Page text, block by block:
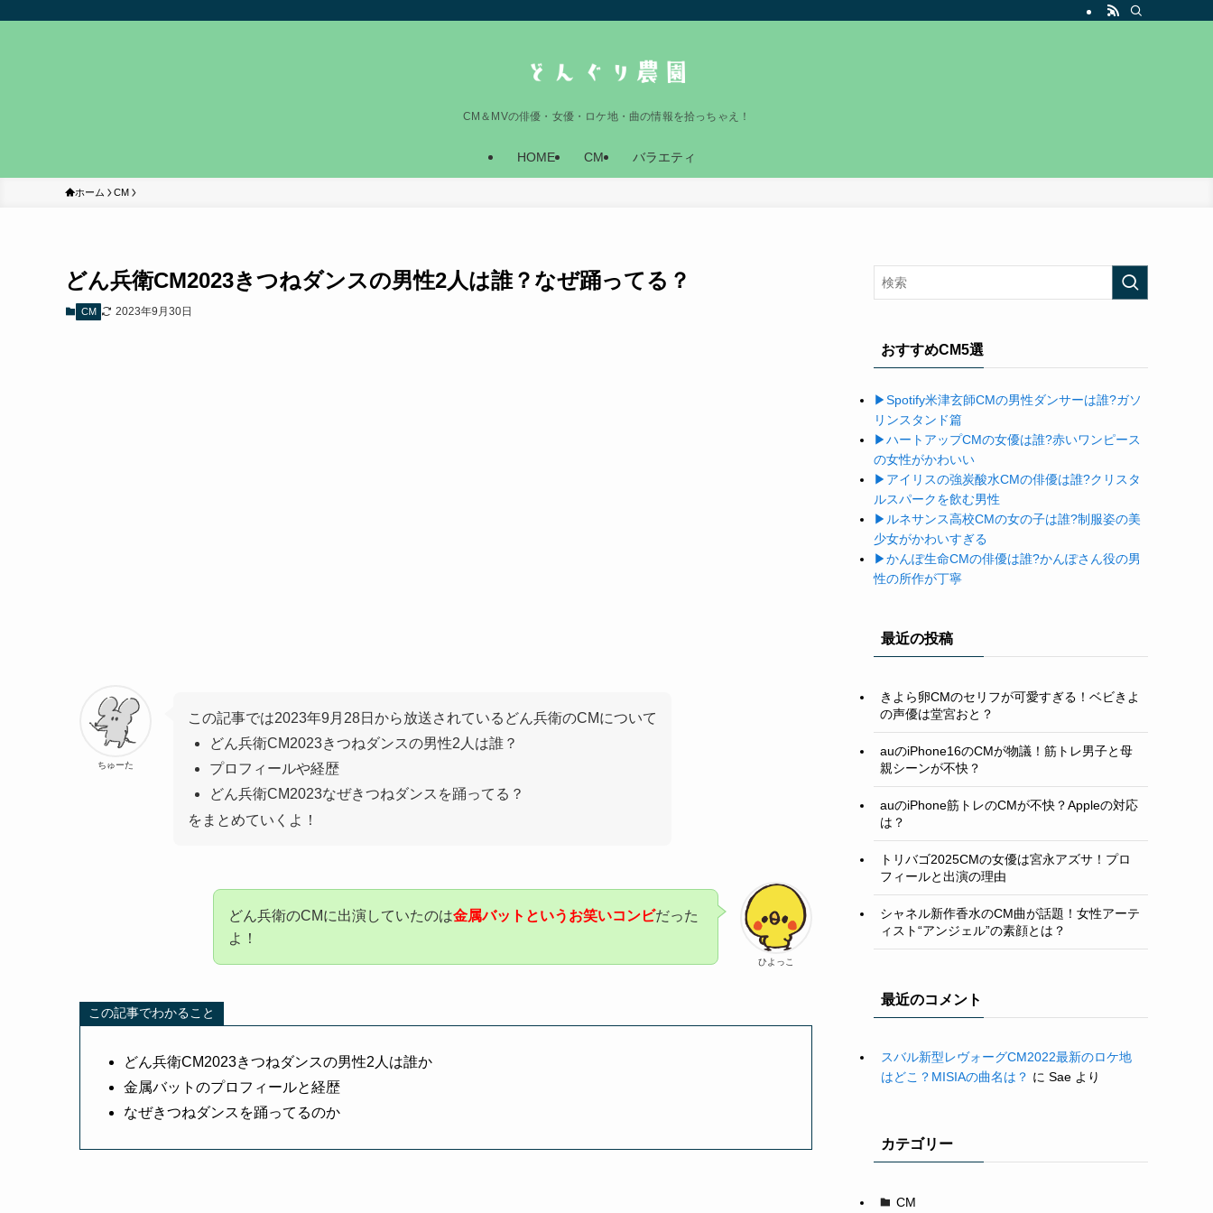
CM＆MVの俳優・女優・ロケ地・曲の情報を拾っちゃえ！
HOME CM バラエティ
ホーム CM
どん兵衛CM2023きつねダンスの男性2人は誰？なぜ踊ってる？
CM 2023年9月30日
ちゅーた
この記事では2023年9月28日から放送されている どん兵衛のCMについて
どん兵衛CM2023きつねダンスの男性2人は誰？
プロフィールや経歴
どん兵衛CM2023なぜきつねダンスを踊ってる？
をまとめていくよ！
ひよっこ
どん兵衛のCMに出演していたのは金属バットというお笑いコンビだった
よ！
この記事でわかること
どん兵衛CM2023きつねダンスの男性2人は誰か
金属バット のプロフィールと経歴
なぜきつねダンスを踊ってるのか
おすすめCM5選
▶Spotify米津玄師CMの男性ダンサーは誰?ガソ
リンスタンド篇
▶ハートアップCMの女優は誰?赤いワンピース
の女性がかわいい
▶アイリスの強炭酸水CMの俳優は誰?クリスタ
ルスパークを飲む男性
▶ルネサンス高校CMの女の子は誰?制服姿の美
少女がかわいすぎる
▶かんぽ生命CMの俳優は誰?かんぽさん役の男
性の所作が丁寧
最近の投稿
きよら卵CMのセリフが可愛すぎる！ベビきよ
の声優は堂宮おと？
auのiPhone16のCMが物議！筋トレ男子と母
親シーンが不快？
auのiPhone筋トレのCMが不快？Appleの対応
は？
トリバゴ2025CMの女優は宮永アズサ！プロ
フィールと出演の理由
シャネル新作香水のCM曲が話題！女性アーテ
ィスト“アンジェル”の素顔とは？
最近のコメント
スバル新型レヴォーグCM2022最新のロケ地
はどこ？MISIAの曲名は？ に Sae より
カテゴリー
CM